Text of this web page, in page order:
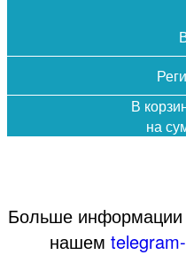
В
на
Больше информации
нашем